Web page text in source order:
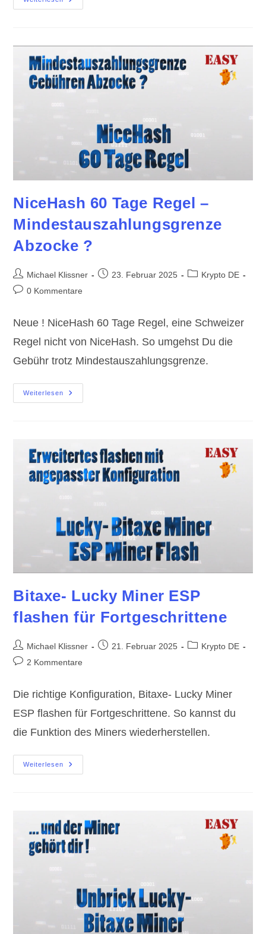
/
NiceHash 60 Tage Regel –
Mindestauszahlungsgrenze
Abzocke ?
Beitrags-
Autor:
Michael Klissner
Beitrag23. Februar 2025
Beitrags-
Krypto DE
Beitrags-
0 Kommentare
Neue ! NiceHash 60 Tage Regel, eine Schweizer
Regel nicht von NiceHash. So umgehst Du die
Gebühr trotz Mindestauszahlungsgrenze.
Weiterlesen
NiceHash
60
?
Bitaxe- Lucky Miner ESP
flashen für Fortgeschrittene
Beitrags-
Autor:
Michael Klissner
Beitrag21. Februar 2025
Beitrags-
Krypto DE
Beitrags-
2 Kommentare
Die richtige Konfiguration, Bitaxe- Lucky Miner
ESP flashen für Fortgeschrittene. So kannst du
die Funktion des Miners wiederherstellen.
Weiterlesen
Bitaxe-
Lucky